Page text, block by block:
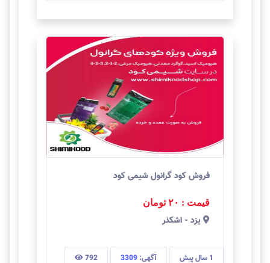
فروش کود گرانول شیمی کود
قیمت : ۲۰ تومان
يزد - اشکذر
1 سال پیش آگهی:3309
792